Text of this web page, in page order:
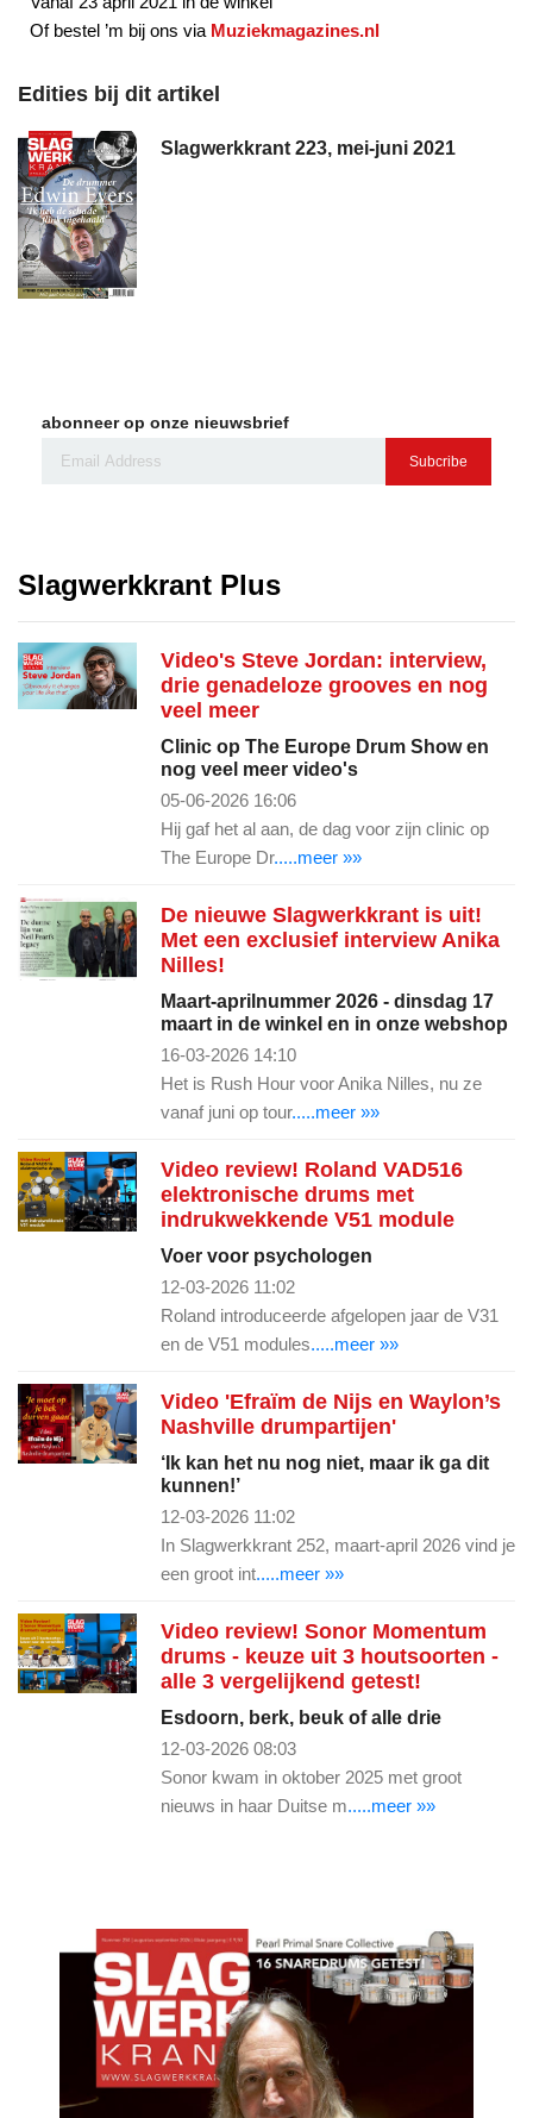
Of bestel ’m bij ons via Muziekmagazines.nl
Edities bij dit artikel
Slagwerkkrant 223, mei-juni 2021
abonneer op onze nieuwsbrief
Subcribe
Slagwerkkrant Plus
Video's Steve Jordan: interview,
drie genadeloze grooves en nog
veel meer
Clinic op The Europe Drum Show en
nog veel meer video's
05-06-2026 16:06
Hij gaf het al aan, de dag voor zijn clinic op
The Europe Dr.....meer »»
De nieuwe Slagwerkkrant is uit!
Met een exclusief interview Anika
Nilles!
Maart-aprilnummer 2026 - dinsdag 17
maart in de winkel en in onze webshop
16-03-2026 14:10
Het is Rush Hour voor Anika Nilles, nu ze
vanaf juni op tour.....meer »»
Video review! Roland VAD516
elektronische drums met
indrukwekkende V51 module
Voer voor psychologen
12-03-2026 11:02
Roland introduceerde afgelopen jaar de V31
en de V51 modules.....meer »»
Video 'Efraïm de Nijs en Waylon’s
Nashville drumpartijen'
‘Ik kan het nu nog niet, maar ik ga dit
kunnen!’
12-03-2026 11:02
In Slagwerkkrant 252, maart-april 2026 vind je
een groot int.....meer »»
Video review! Sonor Momentum
drums - keuze uit 3 houtsoorten -
alle 3 vergelijkend getest!
Esdoorn, berk, beuk of alle drie
12-03-2026 08:03
Sonor kwam in oktober 2025 met groot
nieuws in haar Duitse m.....meer »»